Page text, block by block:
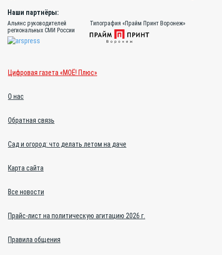
Наши партнёры:
Альянс руководителей
региональных СМИ России
Типография «Прайм Принт Воронеж»
Цифровая газета «МОЁ! Плюс»
О нас
Обратная связь
Сад и огород: что делать летом на даче
Карта сайта
Все новости
Прайс-лист на политическую агитацию 2026 г.
Правила общения